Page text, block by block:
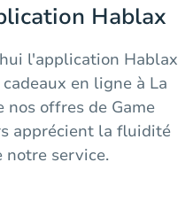
Hablax
l'application Hablax
en ligne à La
nos offres de Game
apprécient la fluidité
notre service.